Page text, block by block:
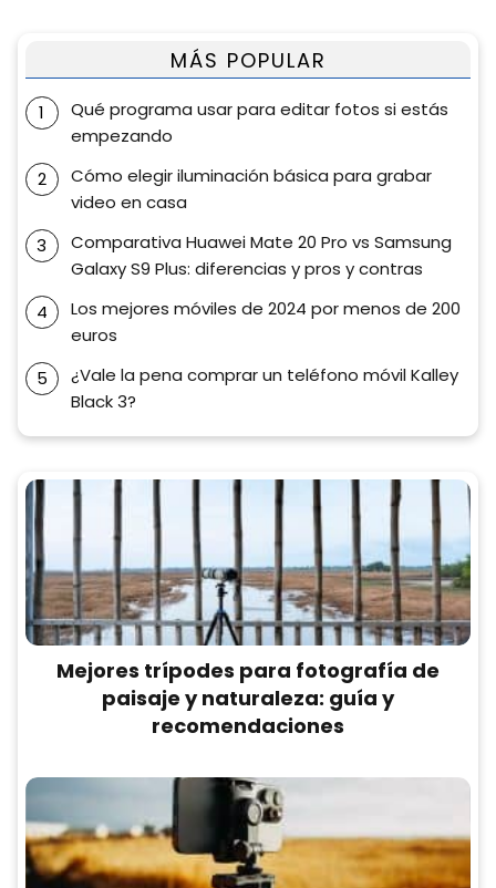
MÁS POPULAR
Qué programa usar para editar fotos si estás
empezando
Cómo elegir iluminación básica para grabar
video en casa
Comparativa Huawei Mate 20 Pro vs Samsung
Galaxy S9 Plus: diferencias y pros y contras
Los mejores móviles de 2024 por menos de 200
euros
¿Vale la pena comprar un teléfono móvil Kalley
Black 3?
Mejores trípodes para fotografía de
paisaje y naturaleza: guía y
recomendaciones